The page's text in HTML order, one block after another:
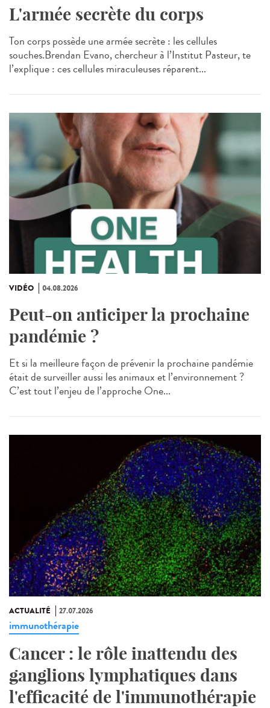
L'armée secrète du corps
Ton corps possède une armée secrète : les cellules
souches.Brendan Evano, chercheur à l’Institut Pasteur, te
l’explique : ces cellules miraculeuses réparent...
VIDÉO 04.08.2026
Peut-on anticiper la prochaine
pandémie ?
Et si la meilleure façon de prévenir la prochaine pandémie
était de surveiller aussi les animaux et l’environnement ?
C’est tout l’enjeu de l’approche One...
ACTUALITÉ 27.07.2026
immunothérapie
Cancer : le rôle inattendu des
ganglions lymphatiques dans
l'efficacité de l'immunothérapie